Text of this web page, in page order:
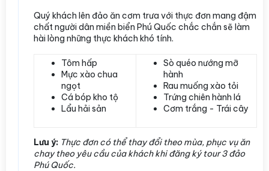
Quý khách lên đảo ăn cơm trưa với thực đơn mang đậm
chất người dân miền biển Phú Quốc chắc chắn sẽ làm
hài lòng những thực khách khó tính.
Tôm hấp
Mực xào chua
ngọt
Cá bóp kho tộ
Lẩu hải sản
Sò quéo nướng mỡ
hành
Rau muống xào tỏi
Trứng chiên hành lá
Cơm trắng - Trái cây
Lưu ý: Thực đơn có thể thay đổi theo mùa, phục vụ ăn
chay theo yêu cầu của khách khi đăng ký tour 3 đảo
Phú Quốc.